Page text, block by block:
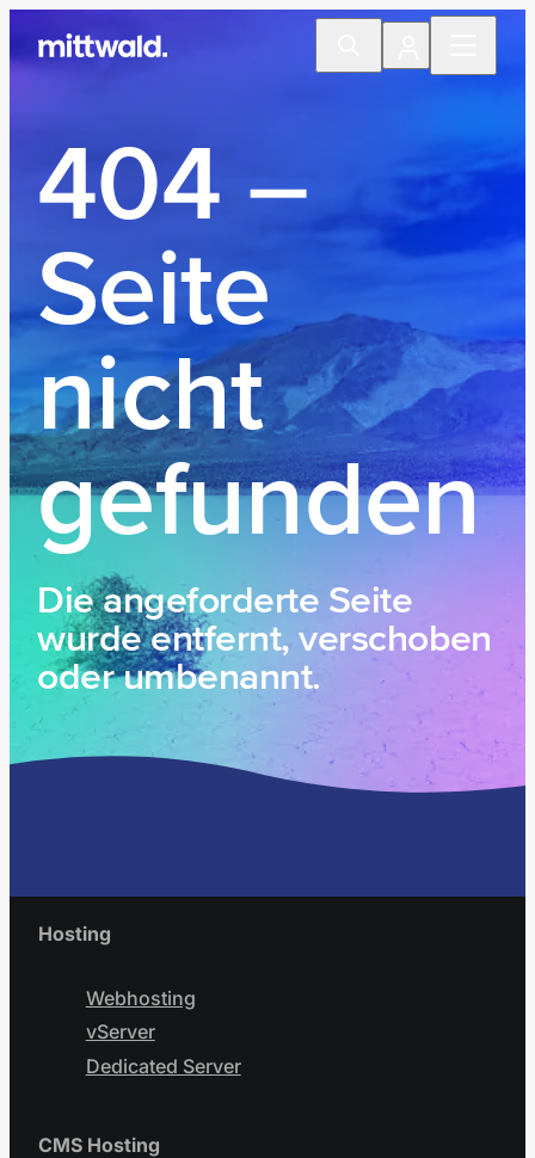
404 –
Seite
nicht
gefunden
Die angeforderte Seite
wurde entfernt, verschoben
oder umbenannt.
Hosting
Webhosting
vServer
Dedicated Server
CMS Hosting